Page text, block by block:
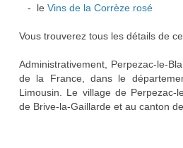
- le Vins de la Corrèze rosé
Vous trouverez tous les détails de
Administrativement, Perpezac-le-
de la France, dans le
Limousin. Le village de Perpezac-
de Brive-la-Gaillarde et au canton